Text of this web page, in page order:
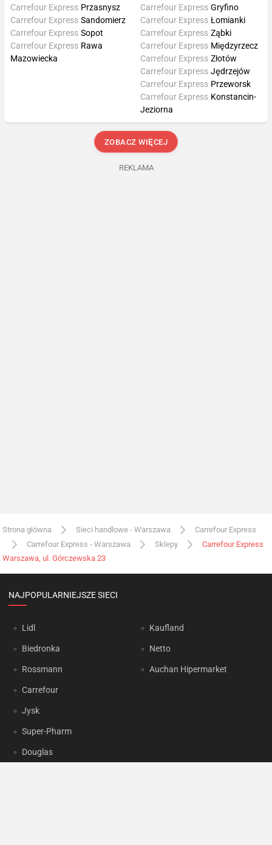
Carrefour Express Przasnysz
Carrefour Express Sandomierz
Carrefour Express Sopot
Carrefour Express Rawa
Mazowiecka
Carrefour Express Gryfino
Carrefour Express Łomianki
Carrefour Express Ząbki
Carrefour Express Międzyrzecz
Carrefour Express Złotów
Carrefour Express Jędrzejów
Carrefour Express Przeworsk
Carrefour Express Konstancin-
Jeziorna
ZOBACZ WIĘCEJ
REKLAMA
Strona główna Sieci handlowe - Warszawa
Carrefour Express
Carrefour Express - Warszawa
Sklepy
Carrefour Express
Warszawa, ul. Górczewska 23
NAJPOPULARNIEJSZE SIECI
Lidl
Biedronka
Rossmann
Carrefour
Jysk
Super-Pharm
Douglas
Kaufland
Netto
Auchan Hipermarket